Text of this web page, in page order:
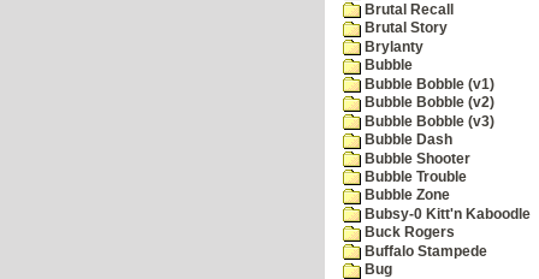
Brutal Recall
Brutal Story
Brylanty
Bubble
Bubble Bobble (v1)
Bubble Bobble (v2)
Bubble Bobble (v3)
Bubble Dash
Bubble Shooter
Bubble Trouble
Bubble Zone
Bubsy-0 Kitt'n Kaboodle
Buck Rogers
Buffalo Stampede
Bug